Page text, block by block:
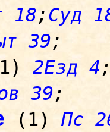
18;Суд
39;
2Езд 4
39;
(1) Пс